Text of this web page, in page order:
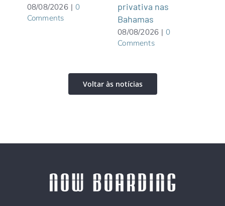
08/08/2026 | 0
Comments
privativa nas
Bahamas
08/08/2026 | 0
Comments
Voltar às notícias